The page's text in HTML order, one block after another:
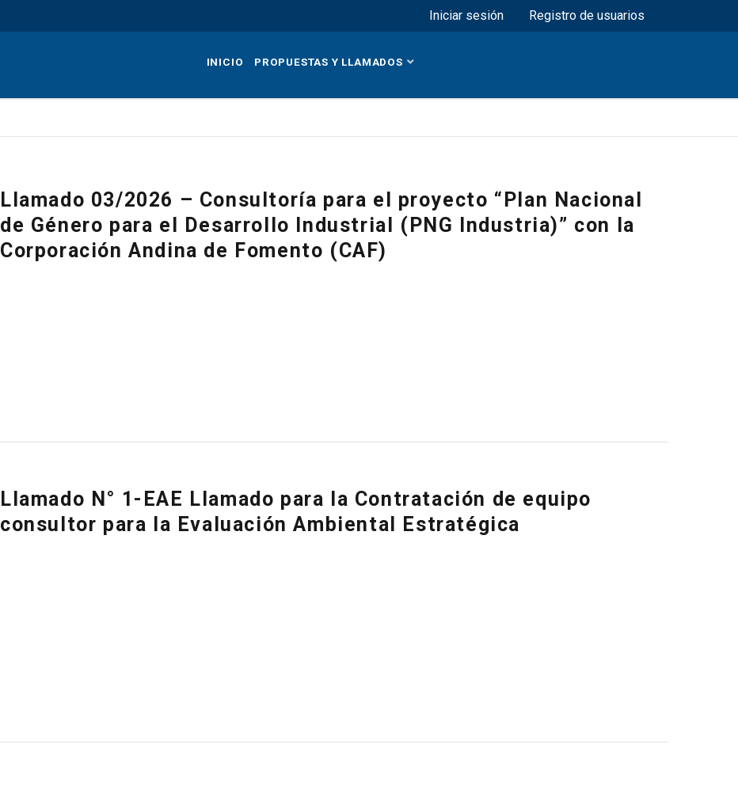
al
principal
Menú superior
Iniciar sesión Registro de usuarios
INICIO PROPUESTAS Y LLAMADOS
Llamado 03/2026 – Consultoría para el proyecto “Plan Nacional
de Género para el Desarrollo Industrial (PNG Industria)” con la
Corporación Andina de Fomento (CAF)
Llamado N° 1-EAE Llamado para la Contratación de equipo
consultor para la Evaluación Ambiental Estratégica